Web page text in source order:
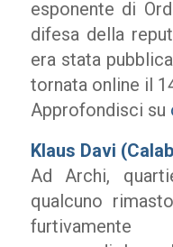
esponente di
difesa della
era stata
tornata online il
Approfondisci su
Klaus Davi
Ad Archi,
qualcuno
furtivamente